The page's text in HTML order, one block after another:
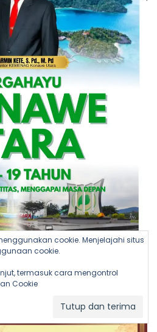
cookie. Menjelajahi situs
cookie.
termasuk cara mengontrol
Cookie